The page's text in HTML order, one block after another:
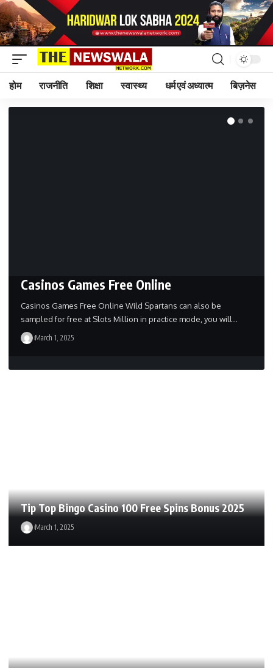
होम राजनीति शिक्षा स्वास्थ्य धर्म एवं अध्यात्म बिज़नेस
Casinos Games Free Online
Casinos Games Free Online Wild Spartans can also be
sampled for free at Slots Million in practice mode, you will…
March 1, 2025
Tip Top Bingo Casino 100 Free Spins Bonus 2025
March 1, 2025